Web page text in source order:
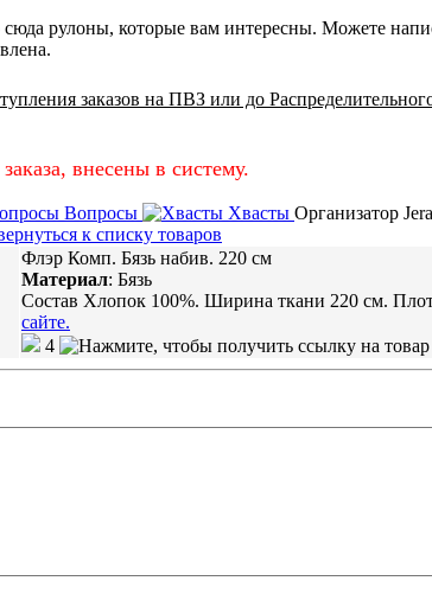
рулоны, которые вам интересны. Можете
заказов на ПВЗ или до
внесены в систему.
Вопросы Хвасты Организатор
к списку товаров
Флэр Комп. Бязь набив. 220 см
Материал: Бязь
Состав Хлопок 100%. Ширина ткани 220 см.
сайте.
4